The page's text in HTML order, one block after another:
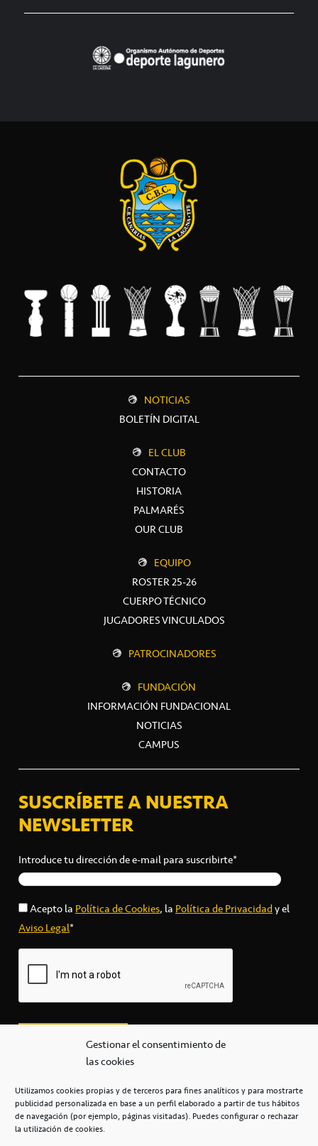
Gestionar el consentimiento de
las cookies
Utilizamos cookies propias y de terceros para fines analíticos y para mostrarte
publicidad personalizada en base a un perfil elaborado a partir de tus hábitos
de navegación (por ejemplo, páginas visitadas). Puedes configurar o rechazar
la utilización de cookies.
NOTICIAS
BOLETÍN DIGITAL
EL CLUB
CONTACTO
HISTORIA
PALMARÉS
OUR CLUB
EQUIPO
ROSTER 25-26
CUERPO TÉCNICO
JUGADORES VINCULADOS
PATROCINADORES
FUNDACIÓN
INFORMACIÓN FUNDACIONAL
NOTICIAS
CAMPUS
SUSCRÍBETE A NUESTRA
NEWSLETTER
Introduce tu dirección de e-mail para suscribirte*
Acepto laPolítica de Cookies, laPolítica de Privacidady el
Aviso Legal*
secretaria@cbcanarias.es
+34 922 253 684